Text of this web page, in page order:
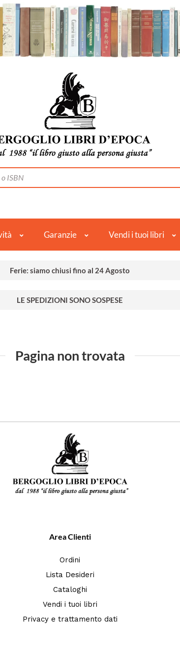
Garanzie Vendi i tuoi libri
Ferie: siamo chiusi fino al 24 Agosto
LE SPEDIZIONI SONO SOSPESE
Pagina non trovata
Area Clienti
Ordini
Lista Desideri
Cataloghi
Vendi i tuoi libri
Privacy e trattamento dati